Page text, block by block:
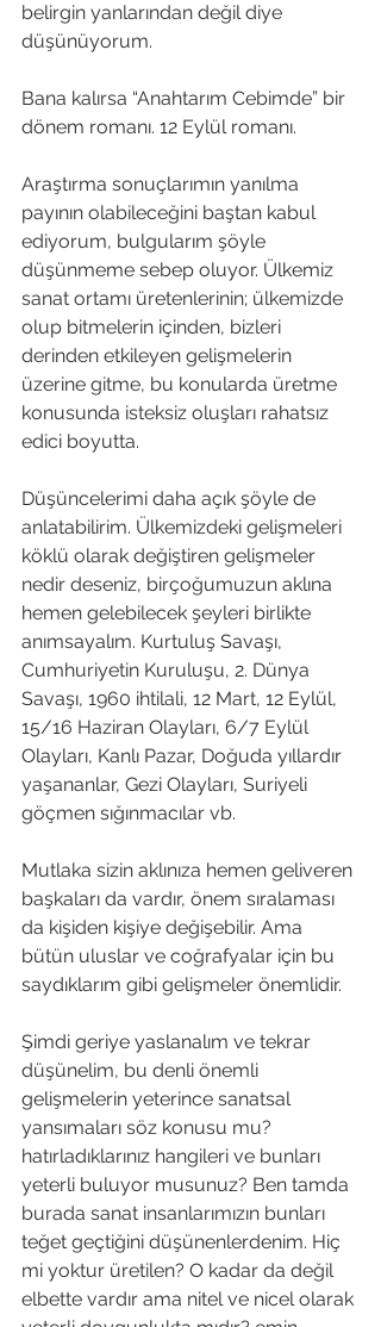
belirgin yanlarından değil diye
düşünüyorum.
Bana kalırsa “Anahtarım Cebimde” bir
dönem romanı. 12 Eylül romanı.
Araştırma sonuçlarımın yanılma
payının olabileceğini baştan kabul
ediyorum, bulgularım şöyle
düşünmeme sebep oluyor. Ülkemiz
sanat ortamı üretenlerinin; ülkemizde
olup bitmelerin içinden, bizleri
derinden etkileyen gelişmelerin
üzerine gitme, bu konularda üretme
konusunda isteksiz oluşları rahatsız
edici boyutta.
Düşüncelerimi daha açık şöyle de
anlatabilirim. Ülkemizdeki gelişmeleri
köklü olarak değiştiren gelişmeler
nedir deseniz, birçoğumuzun aklına
hemen gelebilecek şeyleri birlikte
anımsayalım. Kurtuluş Savaşı,
Cumhuriyetin Kuruluşu, 2. Dünya
Savaşı, 1960 ihtilali, 12 Mart, 12 Eylül,
15/16 Haziran Olayları, 6/7 Eylül
Olayları, Kanlı Pazar, Doğuda yıllardır
yaşananlar, Gezi Olayları, Suriyeli
göçmen sığınmacılar vb.
Mutlaka sizin aklınıza hemen geliveren
başkaları da vardır, önem sıralaması
da kişiden kişiye değişebilir. Ama
bütün uluslar ve coğrafyalar için bu
saydıklarım gibi gelişmeler önemlidir.
Şimdi geriye yaslanalım ve tekrar
düşünelim, bu denli önemli
gelişmelerin yeterince sanatsal
yansımaları söz konusu mu?
hatırladıklarınız hangileri ve bunları
yeterli buluyor musunuz? Ben tamda
burada sanat insanlarımızın bunları
teğet geçtiğini düşünenlerdenim. Hiç
mi yoktur üretilen? O kadar da değil
elbette vardır ama nitel ve nicel olarak